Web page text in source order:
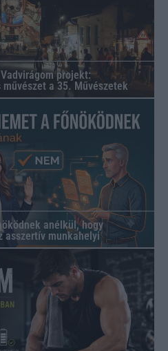
projekt:
a 35. Művészetek
anélkül, hogy
asszertív munkahelyi